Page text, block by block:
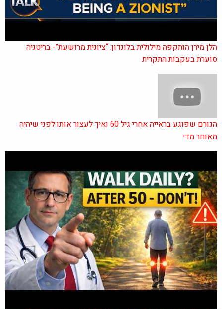
הלן מירן הותקפה מילולית בלונדון: “ציונית מרושעת”- בריטניה
סוערת בעקבות התקרית
הגורם שפוגע בראייה אחרי גיל 60 ואיך לעצור אותו לפני שיהיה
מאוחר מדי